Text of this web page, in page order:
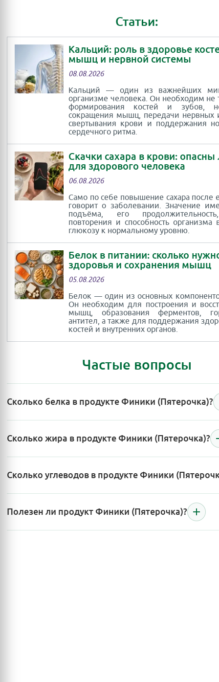
Статьи:
Кальций: роль в здоровье
мышц и нервной системы
08.08.2026
Кальций — один из важнейших
организме человека. Он необходим не
формирования костей и зубов,
сокращения мышц, передачи нервных
свертывания крови и поддержания
сердечного ритма.
Скачки сахара в крови: опасны
для здорового человека
06.08.2026
Само по себе повышение сахара после
говорит о заболевании. Значение
подъёма, его
повторения и способность организма
глюкозу к нормальному уровню.
Белок в питании: сколько
здоровья и сохранения мышц
05.08.2026
Белок — один из основных
Он необходим для построения и
мышц, образования ферментов,
антител, а также для поддержания
костей и внутренних органов.
Частые вопросы
Сколько белка в продукте Финики (Пятерочка)?
Сколько жира в продукте Финики (Пятерочка)?
Сколько углеводов в продукте Финики
Полезен ли продукт Финики (Пятерочка)?